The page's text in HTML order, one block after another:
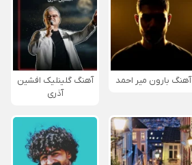
آهنگ بارون میر احمد
آهنگ گلینلیک افشین
آذری